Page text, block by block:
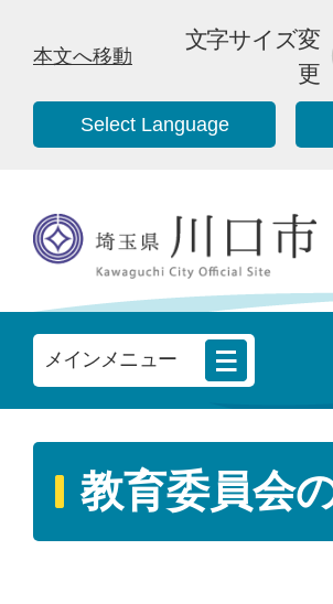
本文へ移動
文字サイズ変
更
Select Language
メインメニュー
教育委員会